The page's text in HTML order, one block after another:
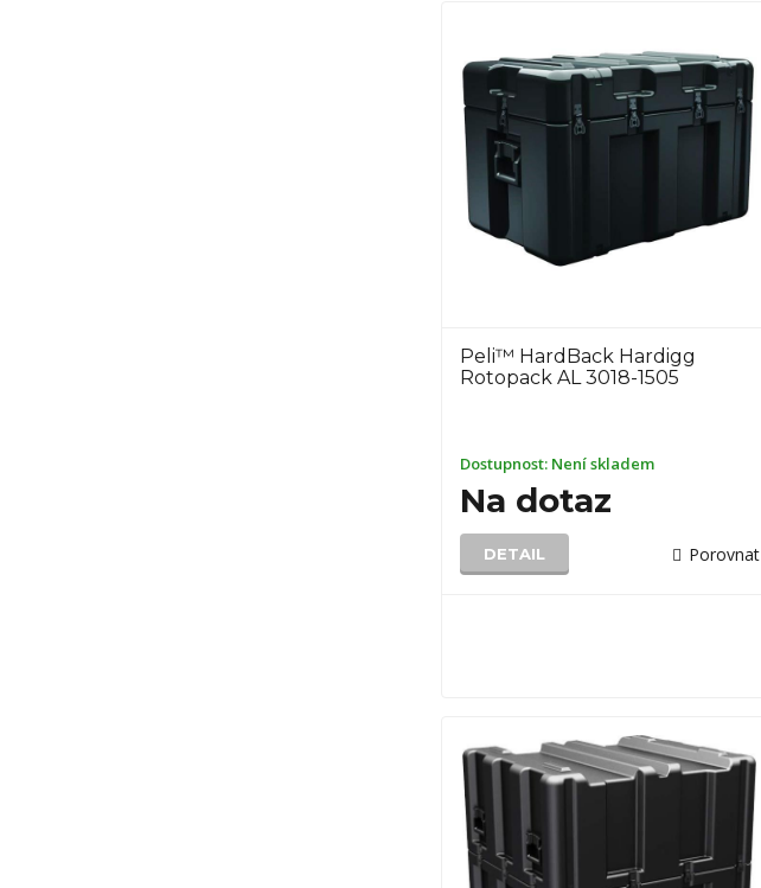
Peli™ HardBack Hardigg
Rotopack AL 3018-1505
Dostupnost: Není skladem
Na dotaz
DETAIL Porovnat